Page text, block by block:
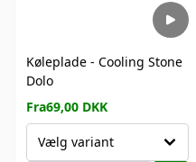
Køleplade - Cooling Stone
Dolo
Fra69,00 DKK
Vælg variant